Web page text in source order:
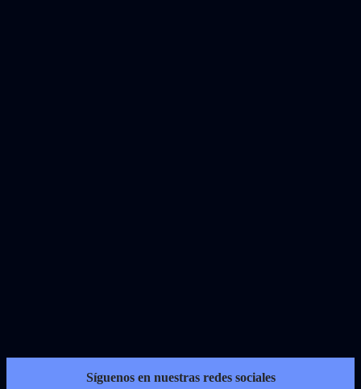
Síguenos en nuestras redes sociales